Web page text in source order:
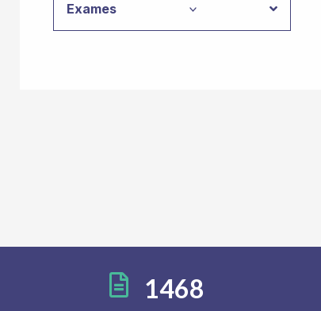
Exames
1468